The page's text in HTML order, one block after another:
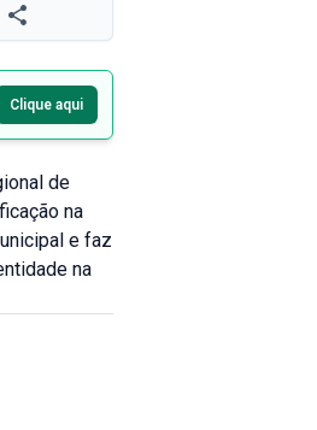
Clique aqui
de
na
e faz
na